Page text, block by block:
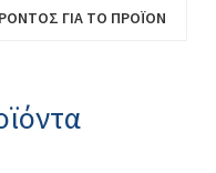
ΓΙΑ ΤΟ ΠΡΟΪΌΝ